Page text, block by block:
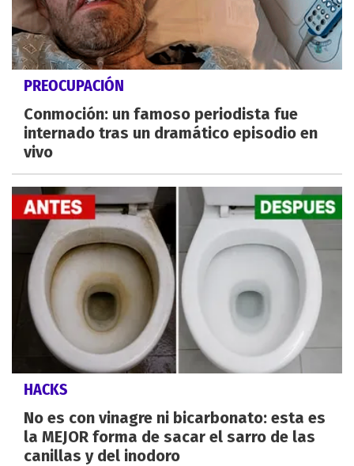
PREOCUPACIÓN
Conmoción: un famoso periodista fue
internado tras un dramático episodio en
vivo
HACKS
No es con vinagre ni bicarbonato: esta es
la MEJOR forma de sacar el sarro de las
canillas y del inodoro